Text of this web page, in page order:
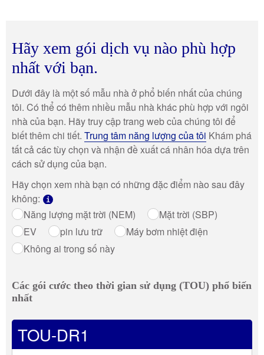
Hãy xem gói dịch vụ nào phù hợp
nhất với bạn.
Dưới đây là một số mẫu nhà ở phổ biến nhất của chúng
tôi. Có thể có thêm nhiều mẫu nhà khác phù hợp với ngôi
nhà của bạn. Hãy truy cập trang web của chúng tôi để
biết thêm chi tiết. Trung tâm năng lượng của tôi Khám phá
tất cả các tùy chọn và nhận đề xuất cá nhân hóa dựa trên
cách sử dụng của bạn.
Hãy chọn xem nhà bạn có những đặc điểm nào sau đây
không:
i
Năng lượng mặt trời (NEM)
Mặt trời (SBP)
EV
pin lưu trữ
Máy bơm nhiệt điện
Không ai trong số này
Các gói cước theo thời gian sử dụng (TOU) phổ biến
nhất
TOU-DR1